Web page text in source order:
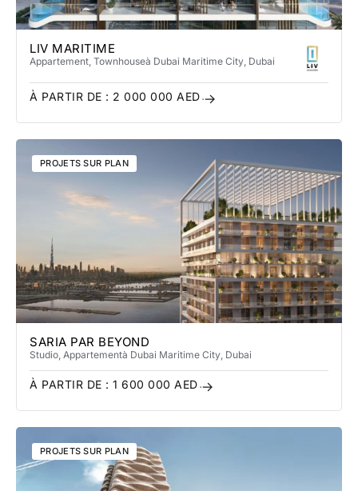
LIV MARITIME
Appartement, Townhouseà Dubai Maritime City , Dubai
À PARTIR DE : 2 000 000 AED
PROJETS SUR PLAN
SARIA PAR BEYOND
Studio, Appartementà Dubai Maritime City , Dubai
À PARTIR DE : 1 600 000 AED
PROJETS SUR PLAN